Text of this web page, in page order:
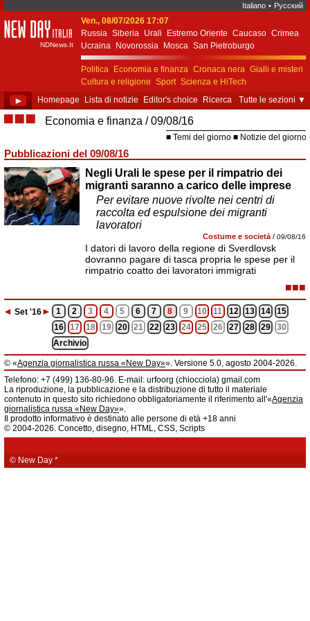
Italiano • Русский
New Day Italia
NDNews.It
Ven., 08/07/2026 17:07
Russia Siberia Urali Estremo Oriente Caucaso Crimea
Ucraina
Novorossia Mosca San Pietroburgo
Ekaterinburgo Kiev Simferopol
Sebastopoli
Politica
Economia e finanza Cronaca nera Gialli e misteri
Cultura e religione Sport Scienza e HiTech
Costume e società
Unione Europea
► Homepage Lista di notizie Editor's choice Ricerca Tutte le sezioni ▼
■■■ Economia e finanza 09/08/16
Temi del giorno Notizie del giorno
Pubblicazioni del 09/08/16
Negli Urali le spese per il rimpatrio dei
migranti saranno a carico delle imprese
Per evitare nuove rivolte nei centri di
raccolta ed espulsione dei migranti
lavoratori
Costume e società / 09/08/16
I datori di lavoro della regione di Sverdlovsk
dovranno pagare di tasca propria le spese per il
rimpatrio coatto dei lavoratori immigrati
■■■
◄ Set '16► 1 2 3 4 5 6 7 8 9 10 11 12 13 14
15
16
17 18 19 20 21 22 23 24 25 26 27 28 29
30
Archivio
© «Agenzia giornalistica russa «New Day»». Versione 5.0, agosto 2004-2026.
Informazioni
Agenzia giornalistica russa «New Day» registrata dal Servizio federale di
telecomunicazioni, tecnologie informatiche e mass media della Federazione
Russa. Certificato di registrazione dei mass media: EL № FS 77 - 61044 del 5
marzo 2015.
Fondatore: «New Day» S.r.l., indirizzo di redazione: 620014, città di
Ekaterinburgo, via Radišev, pal.6, scala «А», uff. 1104.
fornisce informazioni.
Telefono: +7 (499) 136-80-96. E-mail: urfoorg (chiocciola) gmail.com
La riproduzione, la pubblicazione e la distribuzione di tutto il materiale
contenuto in questo sito richiedono obbligatoriamente il riferimento all'«Agenzia
giornalistica russa «New Day»».
Il prodotto informativo è destinato alle persone di età +18 anni
© 2004-2026. Concetto, disegno, HTML, CSS, Scripts
© New Day *